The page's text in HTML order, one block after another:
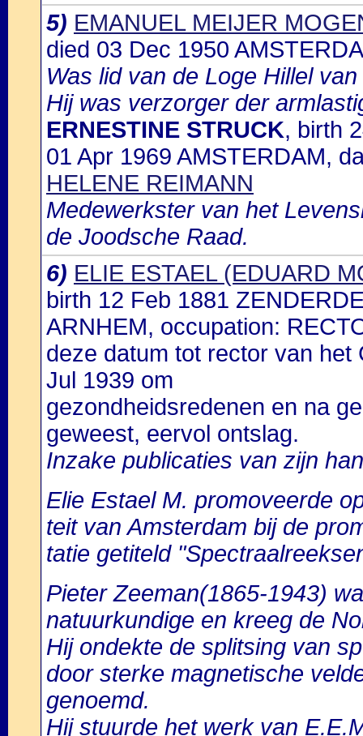
5) EMANUEL MEIJER
died 03 Dec 1950
Was lid van de Loge Hillel
Hij was verzorger der
ERNESTINE STRUCK, birth
01 Apr 1969 AMSTERDAM,
HELENE REIMANN
Medewerkster van het
de Joodsche Raad.
6) ELIE ESTAEL (EDUARD
birth 12 Feb 1881
ARNHEM, occupation:
deze datum tot rector van
Jul 1939 om
gezondheidsredenen en na
geweest, eervol ontslag.
Inzake publicaties van zijn
Elie Estael M. promoveerde
teit van Amsterdam bij de
tatie getiteld
Pieter Zeeman(1865-1943)
natuurkundige en kreeg de
Hij ondekte de splitsing van
door sterke magnetische
genoemd.
Hij stuurde het werk van